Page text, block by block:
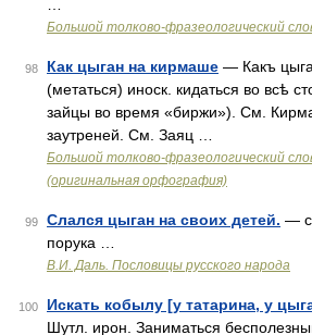
Большой толково-фразеологический
98 Как цыган на кирмаше — Какъ
(метаться) иноск. кидаться во всѣ
зайцы во время «биржи»). См.
заутреней. См. Заяц …
Большой толково-фразеологический
(оригинальная орфография)
99 Слался цыган на своих детей. —
порука …
В.И. Даль. Пословицы русского народа
100 Искать кобылу [у татарина, у
Шутл. ирон. Заниматься